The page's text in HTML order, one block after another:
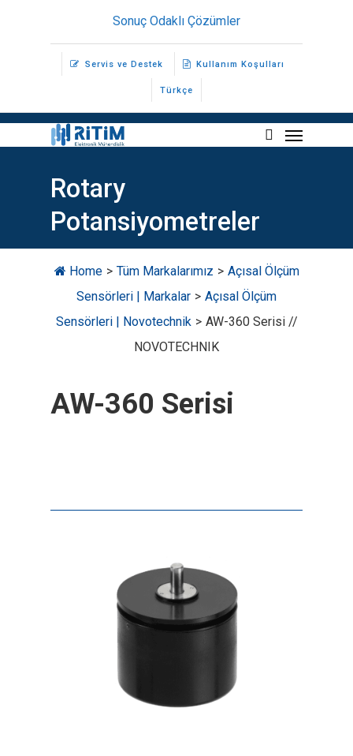
Sonuç Odaklı Çözümler
Servis ve Destek Kullanım Koşulları
Türkçe
search
Menu
Rotary
Potansiyometreler
Home > Tüm Markalarımız > Açısal Ölçüm
Sensörleri | Markalar > Açısal Ölçüm
Sensörleri | Novotechnik > AW-360 Serisi //
NOVOTECHNIK
AW-360 Serisi